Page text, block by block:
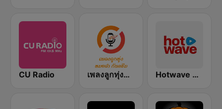
CU Radio เพลงลูกทุ่งหมอลำ กันตรึม ไทยลานนาเรดิโอ Hotwave Online